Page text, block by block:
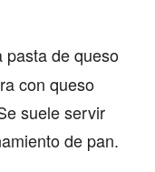
pasta de queso
con queso
suele servir
de pan.